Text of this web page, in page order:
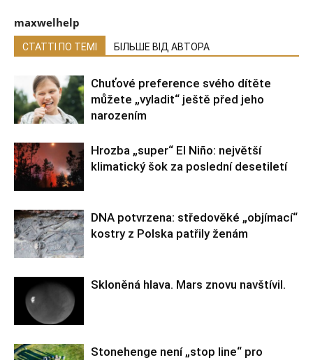
maxwelhelp
СТАТТІ ПО ТЕМІ БІЛЬШЕ ВІД АВТОРА
Chuťové preference svého dítěte
můžete „vyladit“ ještě před jeho
narozením
Hrozba „super“ El Niño: největší
klimatický šok za poslední desetiletí
DNA potvrzena: středověké „objímací“
kostry z Polska patřily ženám
Skloněná hlava. Mars znovu navštívil.
Stonehenge není „stop line“ pro